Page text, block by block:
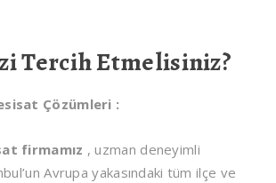
Tercih Etmelisiniz?
Çözümleri :
firmamız , uzman deneyimli
Avrupa yakasındaki tüm ilçe ve